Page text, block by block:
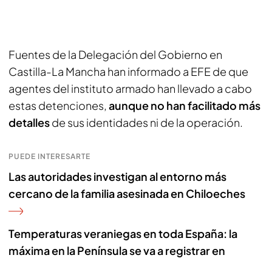
Fuentes de la Delegación del Gobierno en
Castilla-La Mancha han informado a EFE de que
agentes del instituto armado han llevado a cabo
estas detenciones, aunque no han facilitado más
detallesde sus identidades ni de la operación.
PUEDE INTERESARTE
Las autoridades investigan al entorno más
cercano de la familia asesinada en Chiloeches
Temperaturas veraniegas en toda España: la
máxima en la Península se va a registrar en